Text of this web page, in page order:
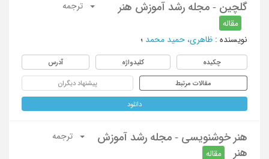
گلچین - مجله رشد آموزش هنر
مقاله
ترجمه
نویسنده : ظاهری، حمید محمد ؛
چکیده کلیدواژه آدرس
مقالات مرتبط پیشنهاد دیگران
دانلود
هنر خوشنویسی - مجله رشد آموزش
هنر
مقاله
ترجمه